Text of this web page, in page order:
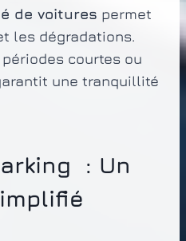
de voitures permet
les dégradations.
courtes ou
une tranquillité
: Un